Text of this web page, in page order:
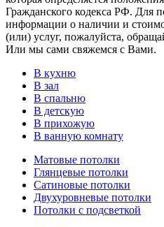
Гражданского кодекса РФ. Для
информации о наличии и
(или) услуг, пожалуйста,
Или мы сами свяжемся с Вами.
В кухню
В зал
В спальню
В детскую
В прихожую
В ванную комнату
Матовые потолки
Глянцевые потолки
Сатиновые потолки
Двухуровневые потолки
Потолки с подсветкой